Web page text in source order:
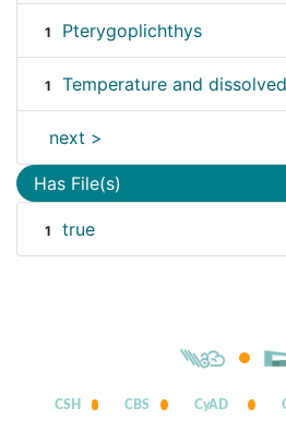
1 Pterygoplichthys
1 Temperature and
next >
Has File(s)
1 true
CSH CBS CyAD